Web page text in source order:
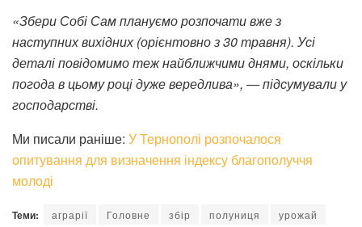
«Збери Собі Сам плануємо розпочати вже з
наступних вихідних (орієнтовно з 30 травня). Усі
деталі повідомимо теж найближчими днями, оскільки
погода в цьому році дуже вередлива», — підсумували у
господарстві.
Ми писали раніше: У Тернополі розпочалося
опитування для визначення індексу благополуччя
молоді
Теми: аграрії Головне збір полуниця урожай